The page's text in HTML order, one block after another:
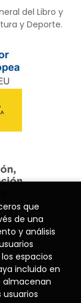
del Libro y
y Deporte.
que
de una
y análisis
espacios
incluido en
almacenan